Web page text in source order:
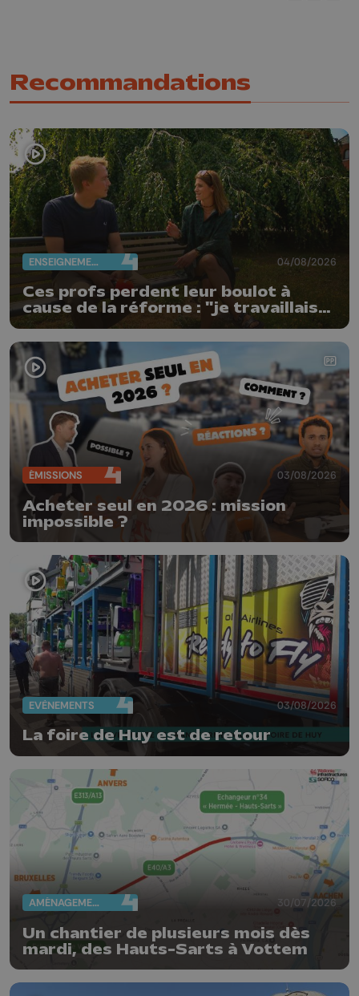
Recommandations
ENSEIGNEMENT 04/08/2026
Ces profs perdent leur boulot à
cause de la réforme : "je travaillais
bien plus comme prof que comme
pharmacienne"
ÉMISSIONS 03/08/2026
Acheter seul en 2026 : mission
impossible ?
EVÈNEMENTS 03/08/2026
La foire de Huy est de retour
AMÉNAGEMENT DU TERRITOIRE 30/07/2026
Un chantier de plusieurs mois dès
mardi, des Hauts-Sarts à Vottem